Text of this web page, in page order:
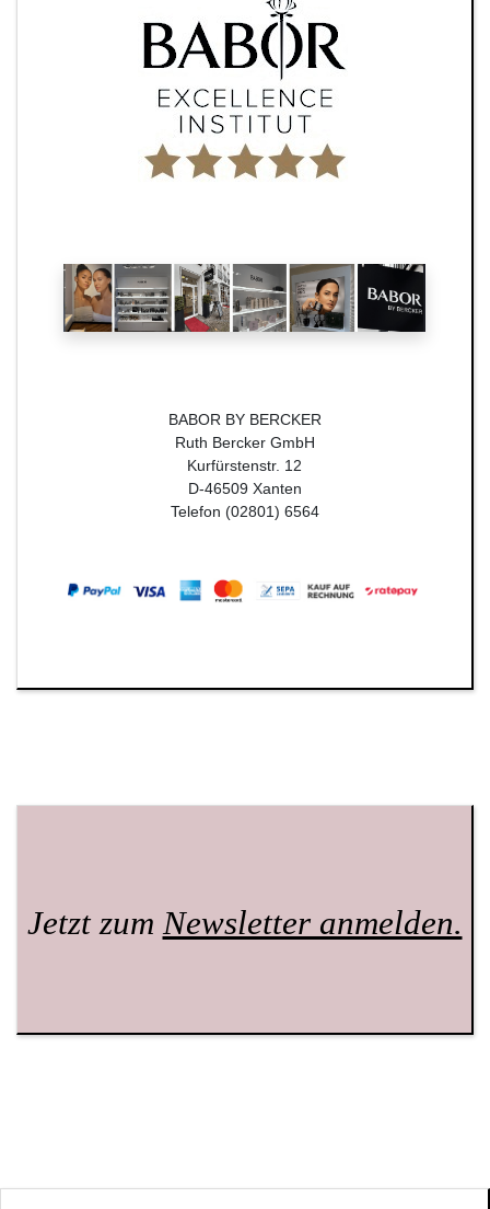
BABOR BY BERCKER
Ruth Bercker GmbH
Kurfürstenstr. 12
D-46509 Xanten
Telefon (02801) 6564
Jetzt zumNewsletter anmelden.